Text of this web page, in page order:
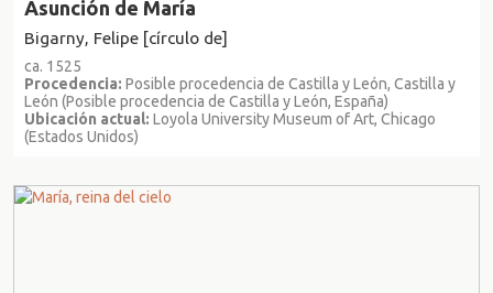
Asunción de María
Bigarny, Felipe [círculo de]
ca. 1525
Procedencia: Posible procedencia de Castilla y León, Castilla y
León (Posible procedencia de Castilla y León, España)
Ubicación actual: Loyola University Museum of Art, Chicago
(Estados Unidos)